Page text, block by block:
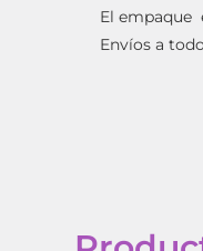
El empaque
Envíos a